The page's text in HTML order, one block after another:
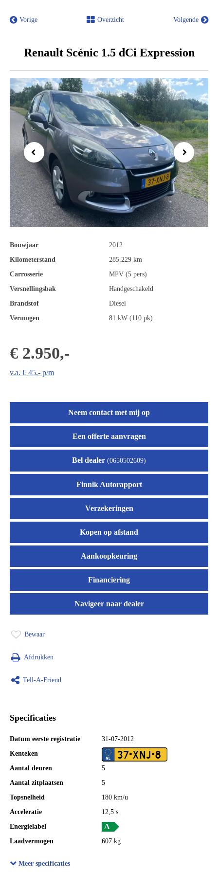
Vorige Overzicht Volgende
Renault Scénic 1.5 dCi Expression
Previous Next
Bouwjaar
2012
Kilometerstand
285.229 km
Carrosserie
MPV (5 pers)
Versnellingsbak
Handgeschakeld
Brandstof
Diesel
Vermogen
81 kW (110 pk)
€ 2.950,-
v.a. € 45,- p/m
Neem contact met mij op
Een offerte aanvragen
Bel dealer (0650502609)
Finnik Autorapport
Verzekeringen
Kopen op afstand
Aankoopkeuring
Financiering
Navigeer naar dealer
Bewaar
Afdrukken
Tell-A-Friend
Specificaties
Datum eerste registratie
31-07-2012
Kenteken
37-XNJ-8
Aantal deuren
5
Aantal zitplaatsen
5
Topsnelheid
180 km/u
Acceleratie
12,5 s
Energielabel
Laadvermogen
607 kg
Meer specificaties